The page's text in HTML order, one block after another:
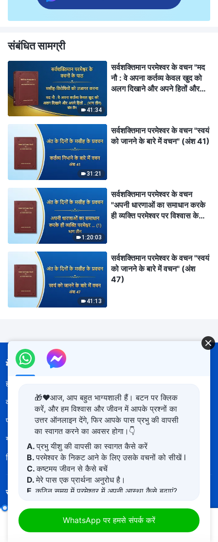
संबंधित सामग्री
41:34
सर्वशक्तिमान परमेश्वर के वचन "मद
नौ : वे अपना कर्तव्य केवल खुद को
अलग दिखाने और अपने हितों और
यश के बदले उन हितों के साथ
विश्वासघात तक कर देते हैं (भाग
31:21
सर्वशक्तिमान परमेश्वर के वचन "स्वयं
को जानने के बारे में वचन" (अंश 41)
1:20:03
सर्वशक्तिमान परमेश्वर के वचन
"अपनी धारणाओं का समाधान करके
ही व्यक्ति परमेश्वर पर विश्वास के
41:13
सर्वशक्तिमान परमेश्वर के वचन "स्वयं
को जानने के बारे में वचन" (अंश
47)
मेन्यू
होम
वीडियो
भजन
पाठ
सुसमाचार
गवाहियाँ
चित्र-प्रदर्शनी
हमारे बारे में
सर्वशक्तिमान परमेश्वर की कलीसिया ऐप डाउनलोड करें
🎁❤️आज, आप बहुत भाग्यशाली हैं। बटन पर क्लिक
करें, और हम विश्वास और जीवन में आपके प्रश्नों का
उत्तर ऑनलाइन देंगे, फिर आपके पास प्रभु की वापसी
का स्वागत करने का अवसर होगा।👇
A.प्रभु यीशु की वापसी का स्वागत कैसे करें
B.परमेश्वर के निकट आने के लिए उसके वचनों को सीखें l
C.कष्टमय जीवन से कैसे बचें
D.मेरे पास एक प्रार्थना अनुरोध है।
E.कठिन समय में परमेश्वर में अपनी आस्था कैसे बढ़ाएं?
WhatsApp पर हमसे संपर्क करें
सत्य का अनुसरण कैसे करें (5) भाग तीन